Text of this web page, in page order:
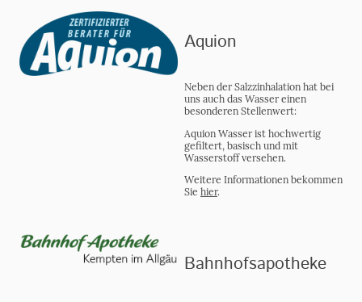
Aquion
Neben der Salzzinhalation hat bei
uns auch das Wasser einen
besonderen Stellenwert:
Aquion Wasser ist hochwertig
gefiltert, basisch und mit
Wasserstoff versehen.
Weitere Informationen bekommen
Sie hier.
Bahnhofsapotheke